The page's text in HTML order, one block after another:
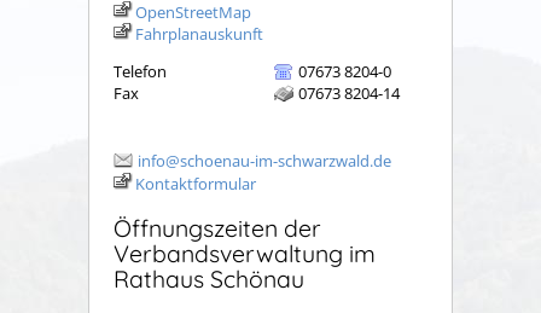
OpenStreetMap
Fahrplanauskunft
Telefon
07673 8204-0
Fax
07673 8204-14
info@schoenau-im-schwarzwald.de
Kontaktformular
Öffnungszeiten der
Verbandsverwaltung im
Rathaus Schönau